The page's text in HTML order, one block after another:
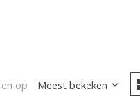
op Meest bekeken